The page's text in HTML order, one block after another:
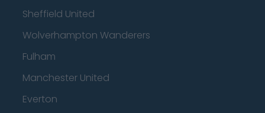
Sheffield United
Wolverhampton Wanderers
Fulham
Manchester United
Everton